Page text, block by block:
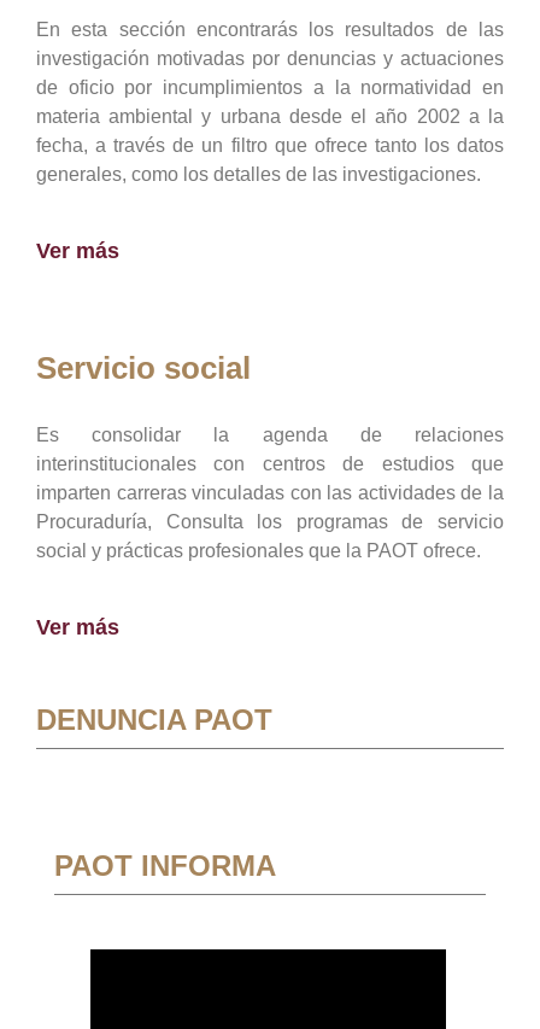
En esta sección encontrarás los resultados de las
investigación motivadas por denuncias y actuaciones
de oficio por incumplimientos a la normatividad en
materia ambiental y urbana desde el año 2002 a la
fecha, a través de un filtro que ofrece tanto los datos
generales, como los detalles de las investigaciones.
Ver más
Servicio social
Es consolidar la agenda de relaciones
interinstitucionales con centros de estudios que
imparten carreras vinculadas con las actividades de la
Procuraduría, Consulta los programas de servicio
social y prácticas profesionales que la PAOT ofrece.
Ver más
DENUNCIA PAOT
PAOT INFORMA